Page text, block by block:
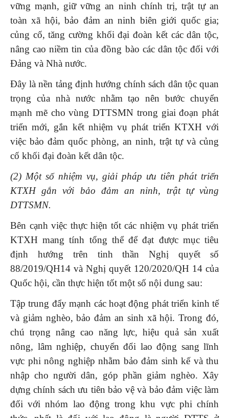
vững mạnh, giữ vững an ninh chính trị, trật tự an
toàn xã hội, bảo đảm an ninh biên giới quốc gia;
củng cố, tăng cường khối đại đoàn kết các dân tộc,
nâng cao niềm tin của đồng bào các dân tộc đối với
Đảng và Nhà nước.
Đây là nền tảng định hướng chính sách dân tộc quan
trọng của nhà nước nhằm tạo nên bước chuyển
mạnh mẽ cho vùng DTTSMN trong giai đoạn phát
triển mới, gắn kết nhiệm vụ phát triển KTXH với
việc bảo đảm quốc phòng, an ninh, trật tự và củng
cố khối đại đoàn kết dân tộc.
(2) Một số nhiệm vụ, giải pháp ưu tiên phát triển
KTXH gắn với bảo đảm an ninh, trật tự vùng
DTTSMN.
Bên cạnh việc thực hiện tốt các nhiệm vụ phát triển
KTXH mang tính tổng thể để đạt được mục tiêu
định hướng trên tinh thần Nghị quyết số
88/2019/QH14 và Nghị quyết 120/2020/QH 14 của
Quốc hội, cần thực hiện tốt một số nội dung sau:
Tập trung đẩy mạnh các hoạt động phát triển kinh tế
và giảm nghèo, bảo đảm an sinh xã hội. Trong đó,
chú trọng nâng cao năng lực, hiệu quả sản xuất
nông, lâm nghiệp, chuyển đổi lao động sang lĩnh
vực phi nông nghiệp nhằm bảo đảm sinh kế và thu
nhập cho người dân, góp phần giảm nghèo. Xây
dựng chính sách ưu tiên bảo vệ và bảo đảm việc làm
đối với nhóm lao động trong khu vực phi chính